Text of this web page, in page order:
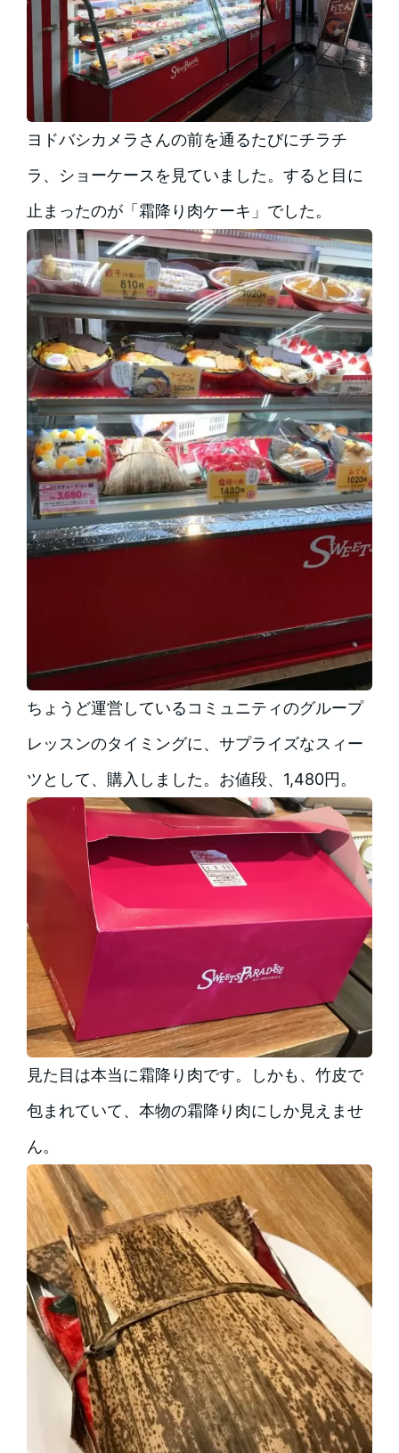
ヨドバシカメラさんの前を通るたびにチラチ
ラ、ショーケースを見ていました。すると目に
止まったのが「霜降り肉ケーキ」でした。
ちょうど運営しているコミュニティのグループ
レッスンのタイミングに、サプライズなスィー
ツとして、購入しました。お値段、1,480円。
見た目は本当に霜降り肉です。しかも、竹皮で
包まれていて、本物の霜降り肉にしか見えませ
ん。